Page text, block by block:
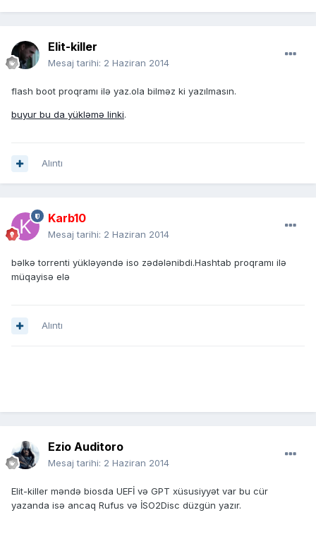
Elit-killer
Mesaj tarihi: 2 Haziran 2014
flash boot proqramı ilə yaz.ola bilməz ki yazılmasın.
buyur bu da yükləmə linki.
Alıntı
Karb10
Mesaj tarihi: 2 Haziran 2014
bəlkə torrenti yükləyəndə iso zədələnibdi.Hashtab proqramı ilə
müqayisə elə
Alıntı
Ezio Auditoro
Mesaj tarihi: 2 Haziran 2014
Elit-killer məndə biosda UEFİ və GPT xüsusiyyət var bu cür
yazanda isə ancaq Rufus və İSO2Disc düzgün yazır.